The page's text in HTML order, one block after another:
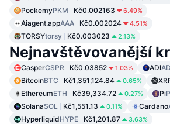
PockemyPKM Kč0.002163 6.49%
Aiagent.appAAA Kč0.002024 4.51%
TORSYtorsy Kč0.003023 2.13%
Nejnavštěvovanější
CasperCSPR Kč0.03852 1.03% ADI
BitcoinBTC Kč1,351,124.84 0.65%
EthereumETH Kč39,334.72 0.27% Pi
SolanaSOL Kč1,551.13 0.11% Cardano
HyperliquidHYPE Kč1,201.87 3.63%